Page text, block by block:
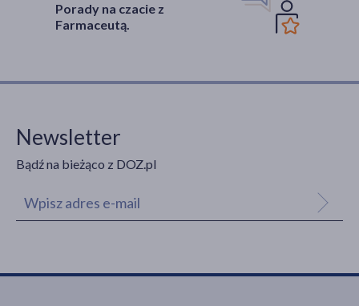
Porady na czacie z
Farmaceutą.
Newsletter
Bądź na bieżąco z DOZ.pl